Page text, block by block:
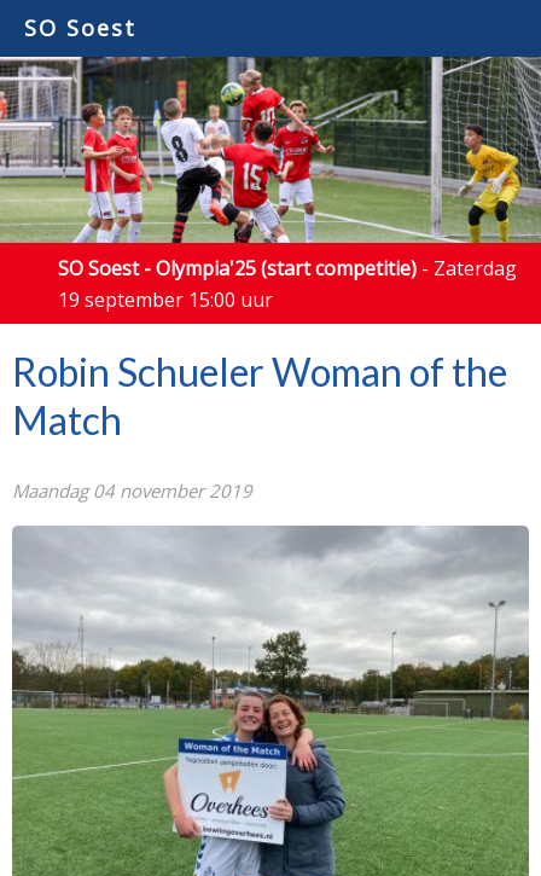
SO Soest
SO Soest - Olympia'25 (start competitie) - Zaterdag
19 september 15:00 uur
Robin Schueler Woman of the
Match
Maandag 04 november 2019